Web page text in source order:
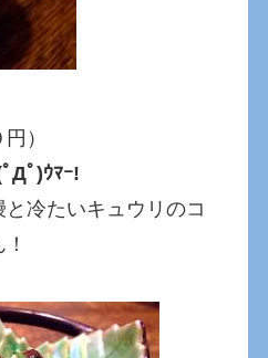
）
Дﾟ)ｳﾏｰ!
冷たいキュウリのコ